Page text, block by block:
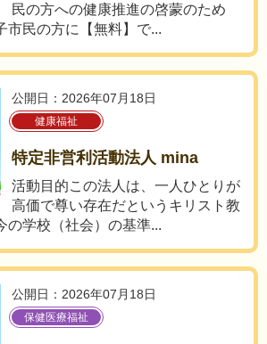
民の方への健康推進の啓蒙のため
市民の方に【無料】で...
公開日：2026年07月18日
健康福祉
特定非営利活動法人 mina
活動目的この法人は、一人ひとりが
高価で尊い存在だというキリスト教
の学校（社会）の基準...
公開日：2026年07月18日
保健医療福祉